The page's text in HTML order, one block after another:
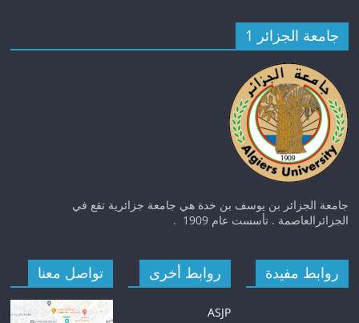
جامعة الجزائر 1
جامعة الجزائر بن يوسف بن خدة هي جامعة جزائرية تقع في
الجزائرالعاصمة . تأسست عام 1909 .
روابط مفيدة روابط أخرى
ASJP
تواصل معنا